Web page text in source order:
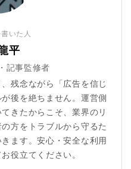
いた人
平
記事監修者
残念ながら「広告を信じ
後を絶ちません。運営側
きたからこそ、業界のリ
方をトラブルから守るた
ます。安心・安全な利用
役立てください。